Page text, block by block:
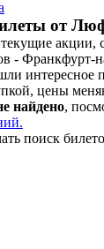
от
акции,
- Франкфурт-
интересное
цены
найдено,
поиск